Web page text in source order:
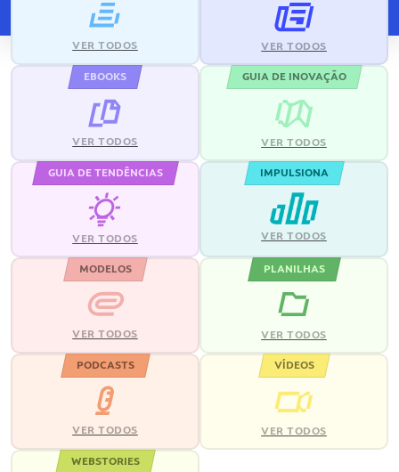
VER TODOS VER TODOS
EBOOKS
VER TODOS
GUIA DE INOVAÇÃO
VER TODOS
GUIA DE TENDÊNCIAS
VER TODOS
IMPULSIONA
VER TODOS
MODELOS
VER TODOS
PLANILHAS
VER TODOS
PODCASTS
VER TODOS
VÍDEOS
VER TODOS
WEBSTORIES